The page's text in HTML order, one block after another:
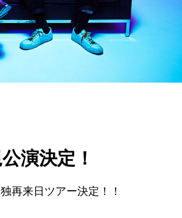
演決定！
再来日ツアー決定！！